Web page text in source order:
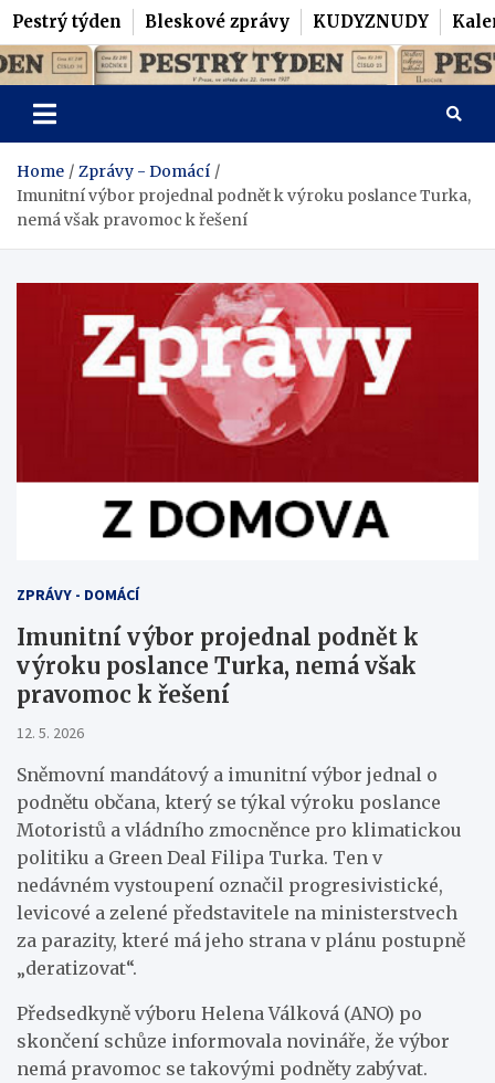
Pestrý týden Bleskové zprávy KUDYZNUDY
Skip
to
content
Pestrý Týden
Home
Zprávy - Domácí
Imunitní výbor projednal podnět k výroku poslance Turka,
nemá však pravomoc k řešení
ZPRÁVY - DOMÁCÍ
Imunitní výbor projednal podnět k
výroku poslance Turka, nemá však
pravomoc k řešení
12. 5. 2026
Sněmovní mandátový a imunitní výbor jednal o
podnětu občana, který se týkal výroku poslance
Motoristů a vládního zmocněnce pro klimatickou
politiku a Green Deal Filipa Turka. Ten v
nedávném vystoupení označil progresivistické,
levicové a zelené představitele na ministerstvech
za parazity, které má jeho strana v plánu postupně
„deratizovat“.
Předsedkyně výboru Helena Válková (ANO) po
skončení schůze informovala novináře, že výbor
nemá pravomoc se takovými podněty zabývat.